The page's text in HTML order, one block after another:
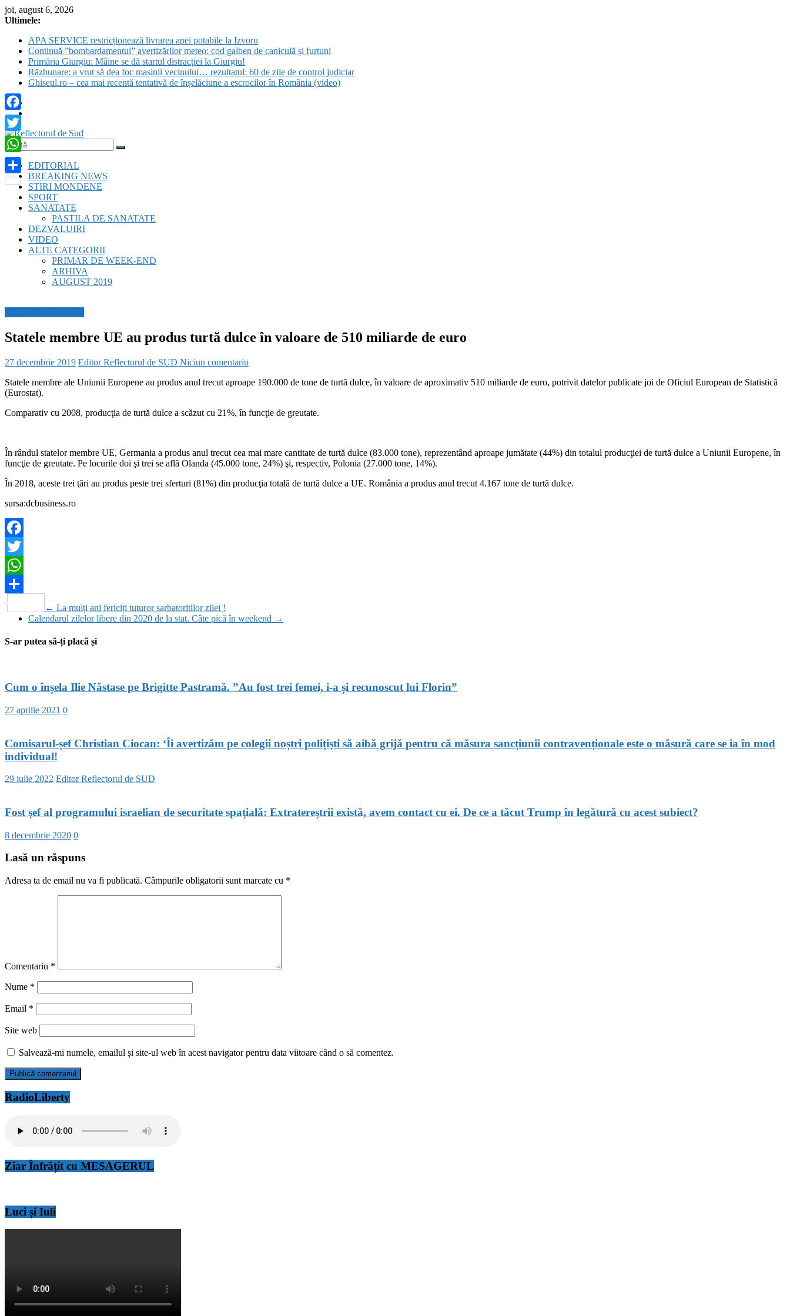
Skip
to
joi, august 6, 2026
Ultimele:
APA SERVICE restricționează livrarea apei potabile la Izvoru
Continuă ”bombardamentul” avertizărilor meteo: cod galben de caniculă și furtuni
Primăria Giurgiu: Mâine se dă startul distracției la Giurgiu!
Răzbunare: a vrut să dea foc mașinii vecinului… rezultatul: 60 de zile de control judiciar
Ghiseul.ro – cea mai recentă tentativă de înșelăciune a escrocilor în România (video)
Reflectorul
de
Sud
EDITORIAL
BREAKING NEWS
STIRI MONDENE
SPORT
SANATATE
PASTILA DE SANATATE
DEZVALUIRI
VIDEO
ALTE CATEGORII
PRIMAR DE WEEK-END
ARHIVA
AUGUST 2019
Statele membre UE au produs turtă dulce în valoare de 510 miliarde de euro
27 decembrie 2019 Editor Reflectorul de SUD Niciun comentariu
Statele membre ale Uniunii Europene au produs anul trecut aproape 190.000 de tone de turtă dulce, în valoare de aproximativ 510 miliarde de euro, potrivit datelor publicate joi de Oficiul European de Statistică
(Eurostat).
Comparativ cu 2008, producţia de turtă dulce a scăzut cu 21%, în funcţie de greutate.
În rândul statelor membre UE, Germania a produs anul trecut cea mai mare cantitate de turtă dulce (83.000 tone), reprezentând aproape jumătate (44%) din totalul producţiei de turtă dulce a Uniunii Europene, în
funcţie de greutate. Pe locurile doi şi trei se află Olanda (45.000 tone, 24%) şi, respectiv, Polonia (27.000 tone, 14%).
În 2018, aceste trei ţări au produs peste trei sferturi (81%) din producţia totală de turtă dulce a UE. România a produs anul trecut 4.167 tone de turtă dulce.
sursa:dcbusiness.ro
Facebook
Twitter
WhatsApp
Partajează
← La mulți ani fericiți tuturor sarbatoritilor zilei !
Calendarul zilelor libere din 2020 de la stat. Câte pică în weekend →
S-ar putea să-ți placă și
Cum o înșela Ilie Năstase pe Brigitte Pastramă. ”Au fost trei femei, i-a și recunoscut lui Florin”
27 aprilie 2021 0
Comisarul-șef Christian Ciocan: ‘Îi avertizăm pe colegii noștri polițiști să aibă grijă pentru că măsura sancțiunii contravenționale este o măsură care se ia în mod
individual!
29 iulie 2022 Editor Reflectorul de SUD
Fost şef al programului israelian de securitate spaţială: Extratereştrii există, avem contact cu ei. De ce a tăcut Trump în legătură cu acest subiect?
8 decembrie 2020 0
Lasă un răspuns
Adresa ta de email nu va fi publicată. Câmpurile obligatorii sunt marcate cu *
Comentariu *
Nume *
Email *
Site web
Salvează-mi numele, emailul și site-ul web în acest navigator pentru data viitoare când o să comentez.
RadioLiberty
Ziar Înfrățit cu MESAGERUL
Luci și Iuli
Facebook
Twitter
WhatsApp
Partajează